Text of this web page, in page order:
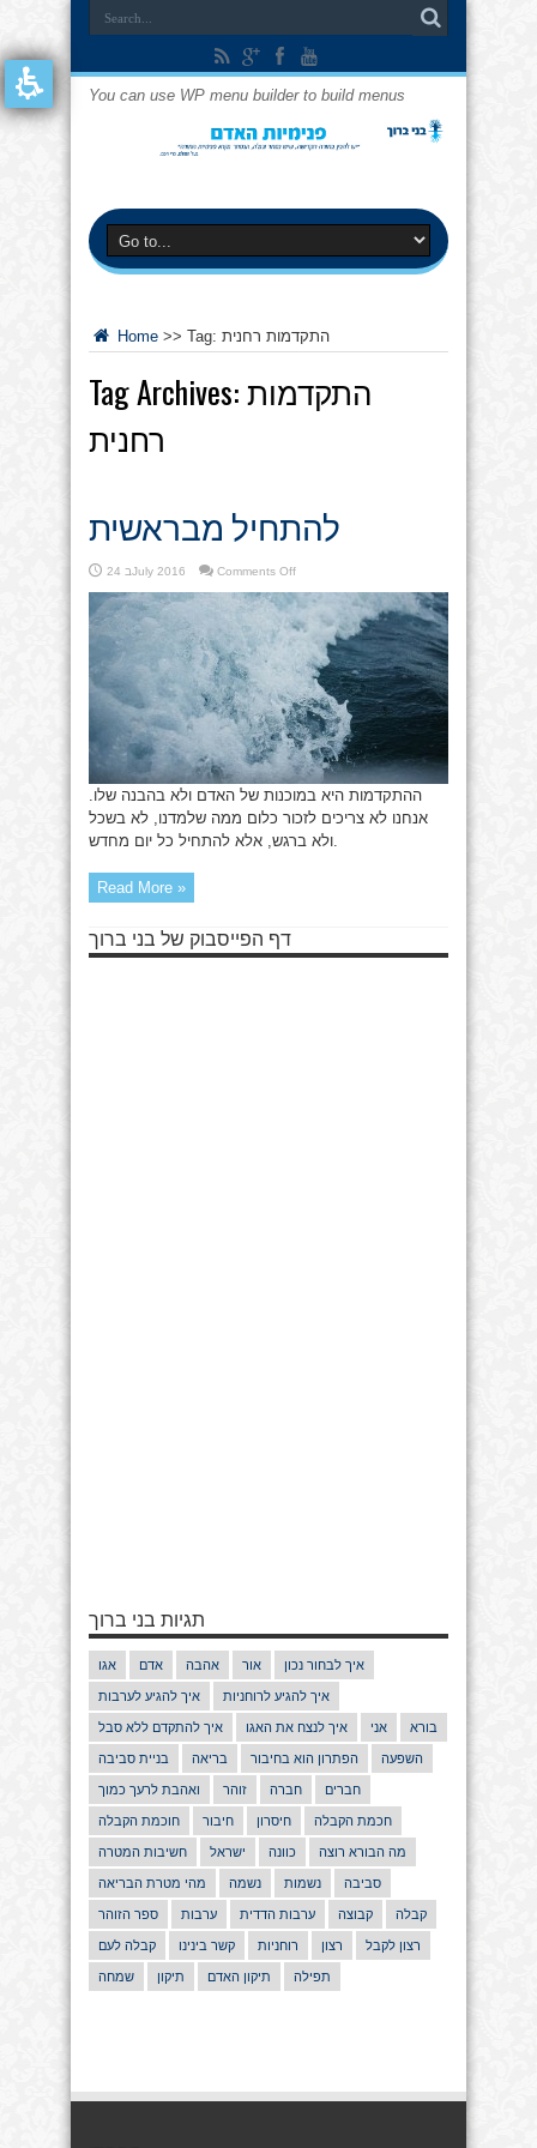
You can use WP menu builder to build menus
Home >> Tag: התקדמות רחנית
Tag Archives:התקדמות
רחנית
להתחיל מבראשית
24 בJuly 2016 Comments Offon
מבראשית
ההתקדמות היא במוכנות של האדם ולא בהבנה שלו.
אנחנו לא צריכים לזכור כלום ממה שלמדנו, לא בשכל
ולא ברגש, אלא להתחיל כל יום מחדש.
Read More »
דף הפייסבוק של בני ברוך
תגיות בני ברוך
אגו אדם אהבה אור איך לבחור נכון
איך להגיע לערבות איך להגיע לרוחניות
איך להתקדם ללא סבל איך לנצח את האגו אני בורא
בניית סביבה בריאה הפתרון הוא בחיבור השפעה
ואהבת לרעך כמוך זוהר חברה חברים
חוכמת הקבלה חיבור חיסרון חכמת הקבלה
חשיבות המטרה ישראל כוונה מה הבורא רוצה
מהי מטרת הבריאה נשמה נשמות סביבה
ספר הזוהר ערבות ערבות הדדית קבוצה קבלה
קבלה לעם קשר בינינו רוחניות רצון רצון לקבל
שמחה תיקון תיקון האדם תפילה